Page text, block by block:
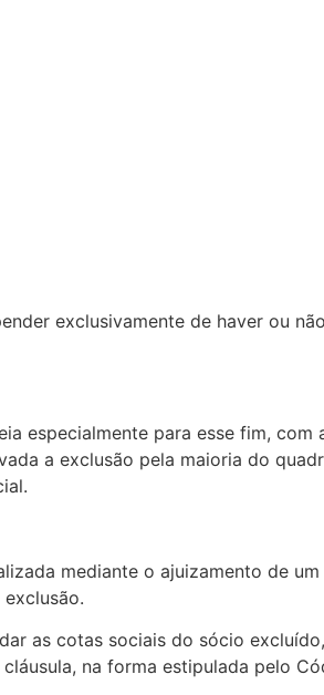
exclusivamente de haver ou
especialmente para esse fim, com
a exclusão pela maioria do
mediante o ajuizamento de
as cotas sociais do sócio
na forma estipulada pelo